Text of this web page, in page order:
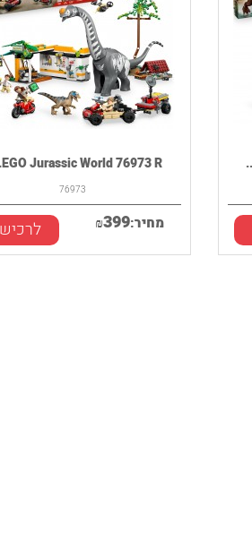
Jurassic World 76973 R...
76973
מחיר: ₪399